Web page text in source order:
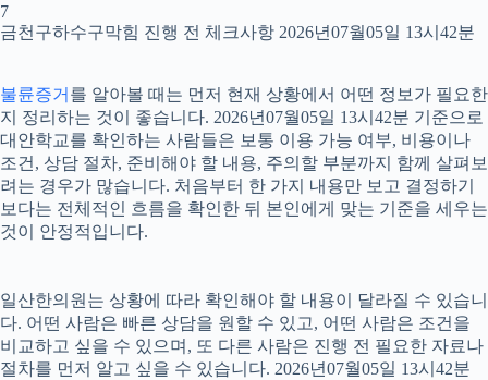
7
금천구하수구막힘 진행 전 체크사항 2026년07월05일 13시42분
불륜증거 를 알아볼 때는 먼저 현재 상황에서 어떤 정보가 필요한
지 정리하는 것이 좋습니다. 2026년07월05일 13시42분 기준으로
대안학교를 확인하는 사람들은 보통 이용 가능 여부, 비용이나
조건, 상담 절차, 준비해야 할 내용, 주의할 부분까지 함께 살펴보
려는 경우가 많습니다. 처음부터 한 가지 내용만 보고 결정하기
보다는 전체적인 흐름을 확인한 뒤 본인에게 맞는 기준을 세우는
것이 안정적입니다.
일산한의원는 상황에 따라 확인해야 할 내용이 달라질 수 있습니
다. 어떤 사람은 빠른 상담을 원할 수 있고, 어떤 사람은 조건을
비교하고 싶을 수 있으며, 또 다른 사람은 진행 전 필요한 자료나
절차를 먼저 알고 싶을 수 있습니다. 2026년07월05일 13시42분